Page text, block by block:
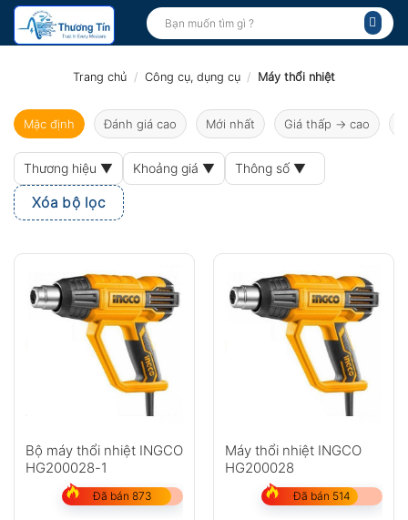
Bỏ
qua
Tìm
kiếm:
Trang chủ / Công cụ, dụng cụ / Máy thổi nhiệt
Mặc định Đánh giá cao Mới nhất Giá thấp → cao
Thương hiệu ▼ Khoảng giá ▼ Thông số ▼
Xóa bộ lọc
Bộ máy thổi nhiệt INGCO
HG200028-1
Đã bán 873
Máy thổi nhiệt INGCO
HG200028
Đã bán 514